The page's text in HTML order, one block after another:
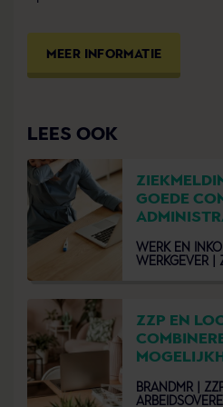
MEER INFORMATIE
LEES OOK
GOEDE
WERK EN
WERKGEVER |
ZZP EN
BRANDMR |